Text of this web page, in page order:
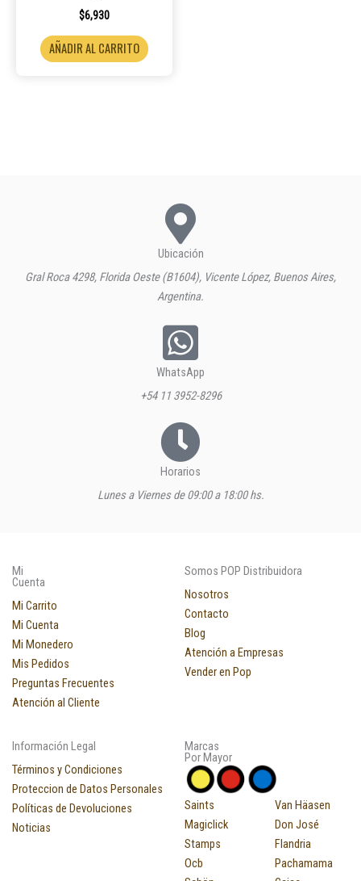
$6,930
AÑADIR AL CARRITO
Ubicación
Gral Roca 4298, Florida Oeste (B1604), Vicente López, Buenos Aires,
Argentina.
WhatsApp
+54 11 3952-8296
Horarios
Lunes a Viernes de 09:00 a 18:00 hs.
Mi
Cuenta
Mi Carrito
Mi Cuenta
Mi Monedero
Mis Pedidos
Preguntas Frecuentes
Atención al Cliente
Somos POP Distribuidora
Nosotros
Contacto
Blog
Atención a Empresas
Vender en Pop
Información Legal
Términos y Condiciones
Proteccion de Datos Personales
Políticas de Devoluciones
Noticias
Marcas
Por Mayor
Saints
Magiclick
Stamps
Ocb
Van Häasen
Don José
Flandria
Pachamama